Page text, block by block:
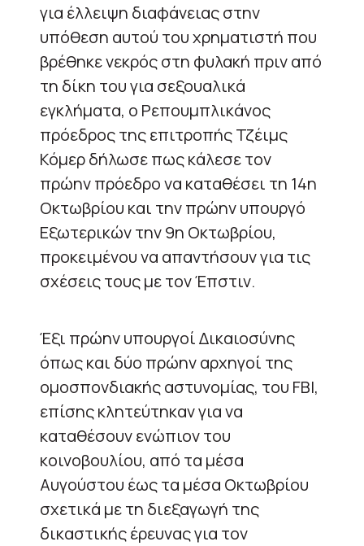
για έλλειψη διαφάνειας στην
υπόθεση αυτού του χρηματιστή που
βρέθηκε νεκρός στη φυλακή πριν από
τη δίκη του για σεξουαλικά
εγκλήματα, ο Ρεπουμπλικάνος
πρόεδρος της επιτροπής Τζέιμς
Κόμερ δήλωσε πως κάλεσε τον
πρώην πρόεδρο να καταθέσει τη 14η
Οκτωβρίου και την πρώην υπουργό
Εξωτερικών την 9η Οκτωβρίου,
προκειμένου να απαντήσουν για τις
σχέσεις τους με τον Έπστιν.
Έξι πρώην υπουργοί Δικαιοσύνης
όπως και δύο πρώην αρχηγοί της
ομοσπονδιακής αστυνομίας, του FBI,
επίσης κλητεύτηκαν για να
καταθέσουν ενώπιον του
κοινοβουλίου, από τα μέσα
Αυγούστου έως τα μέσα Οκτωβρίου
σχετικά με τη διεξαγωγή της
δικαστικής έρευνας για τον